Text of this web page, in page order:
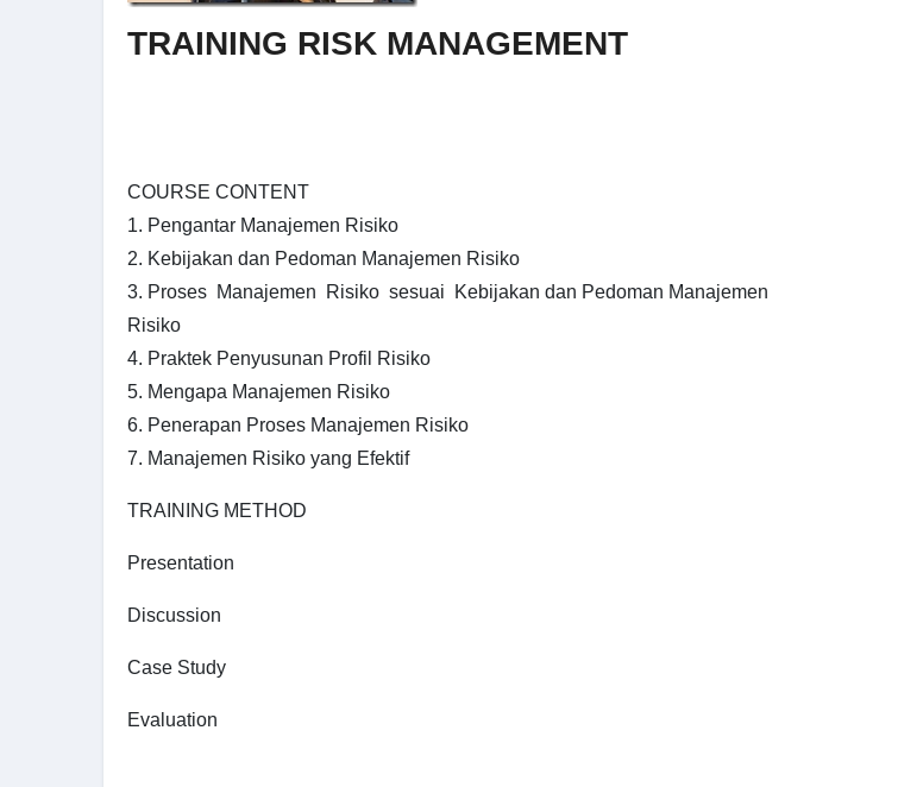
TRAINING RISK MANAGEMENT
COURSE CONTENT
1. Pengantar Manajemen Risiko
2. Kebijakan dan Pedoman Manajemen Risiko
3. Proses Manajemen Risiko sesuai Kebijakan dan Pedoman Manajemen
Risiko
4. Praktek Penyusunan Profil Risiko
5. Mengapa Manajemen Risiko
6. Penerapan Proses Manajemen Risiko
7. Manajemen Risiko yang Efektif
TRAINING METHOD
Presentation
Discussion
Case Study
Evaluation